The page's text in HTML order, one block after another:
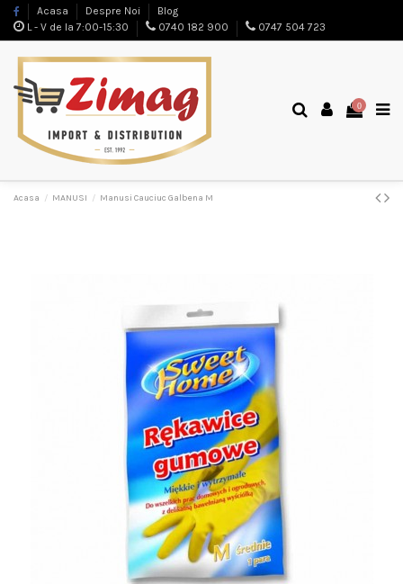
Acasa Despre Noi
Blog
L - V de la 7:00-15:30
0740 182 900 0747 504 723
0
Acasa MANUSI Manusi Cauciuc Galbena M